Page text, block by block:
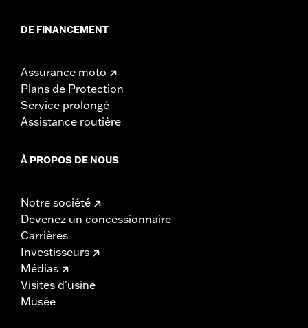
DE FINANCEMENT
Assurance moto
Plans de Protection
Service prolongé
Assistance routière
À PROPOS DE NOUS
Notre société
Devenez un concessionnaire
Carrières
Investisseurs
Médias
Visites d'usine
Musée